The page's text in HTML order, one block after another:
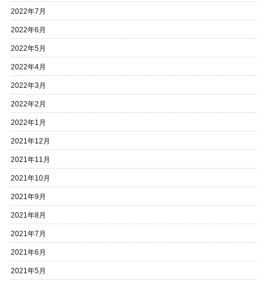
2022年7月
2022年6月
2022年5月
2022年4月
2022年3月
2022年2月
2022年1月
2021年12月
2021年11月
2021年10月
2021年9月
2021年8月
2021年7月
2021年6月
2021年5月